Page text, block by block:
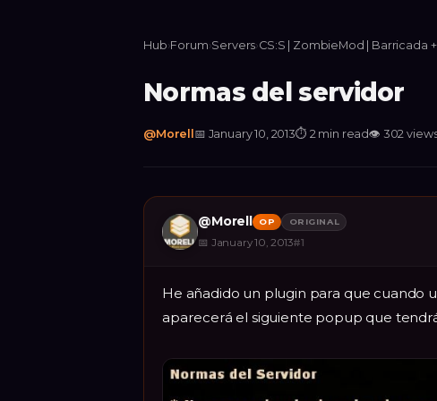
Hub›Forum›Servers›CS:S | ZombieMod | Barricada
Normas del servidor
@Morell 📅 January 10, 2013⏱ 2 min read👁 302
@Morell OP ORIGINAL
📅 January 10, 2013#1
He añadido un plugin para que cuando
aparecerá el siguiente popup que